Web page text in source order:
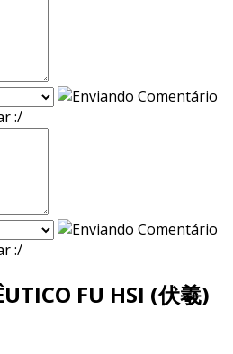
:/
:/
FU HSI (伏羲)